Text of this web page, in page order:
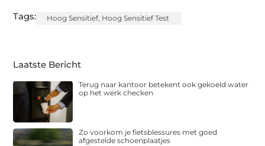
Tags: Hoog Sensitief, Hoog Sensitief Test
Laatste Bericht
Terug naar kantoor betekent ook gekoeld water
op het werk checken
Zo voorkom je fietsblessures met goed
afgestelde schoenplaatjes